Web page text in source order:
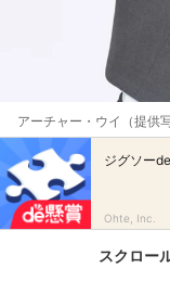
アーチャー・ウイ（提供
ジグソー
Ohte, Inc.
スクロー